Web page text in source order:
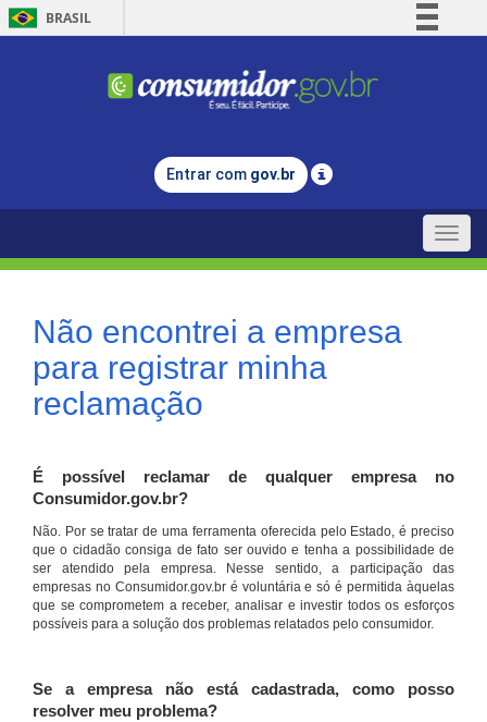
BRASIL
Comunica BR
Legislação
Entrar com gov.br
Toggle
Não encontrei a empresa
para registrar minha
reclamação
É possível reclamar de qualquer empresa no
Consumidor.gov.br?
Não. Por se tratar de uma ferramenta oferecida pelo Estado, é preciso
que o cidadão consiga de fato ser ouvido e tenha a possibilidade de
ser atendido pela empresa. Nesse sentido, a participação das
empresas no Consumidor.gov.br é voluntária e só é permitida àquelas
que se comprometem a receber, analisar e investir todos os esforços
possíveis para a solução dos problemas relatados pelo consumidor.
Se a empresa não está cadastrada, como posso
resolver meu problema?